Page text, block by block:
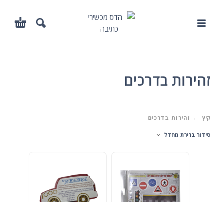
זהירות בדרכים
קיץ זהירות בדרכים
סידור ברירת מחדל